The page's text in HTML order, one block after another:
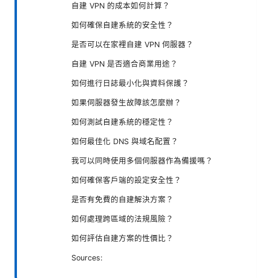
自建 VPN 的成本如何計算？
如何確保自建系統的安全性？
是否可以在家裡自建 VPN 伺服器？
自建 VPN 是否適合商業用途？
如何進行日誌最小化與資料保護？
如果伺服器發生故障該怎麼辦？
如何測試自建系統的穩定性？
如何最佳化 DNS 與域名配置？
我可以同時使用多個伺服器作為備援嗎？
如何確保客戶端的設定安全性？
是否有免費的自建解決方案？
如何處理跨區域的法規風險？
如何評估自建方案的性價比？
Sources: